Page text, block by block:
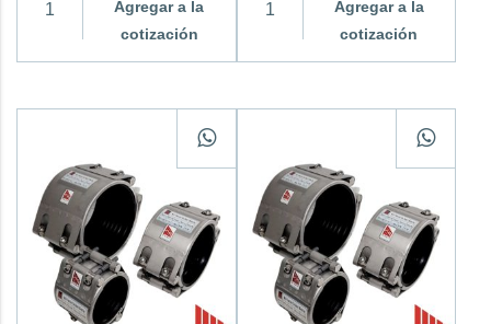
Agregar a la
cotización
Agregar a la
cotización